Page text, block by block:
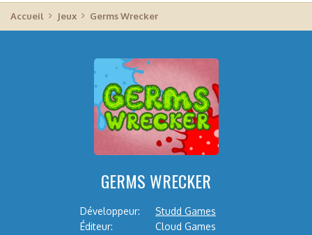
Accueil Jeux Germs Wrecker
GERMS WRECKER
Développeur:
Studd Games
Éditeur:
Cloud Games